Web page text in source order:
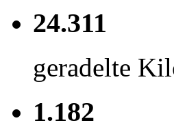
24.311
geradelte
1.182